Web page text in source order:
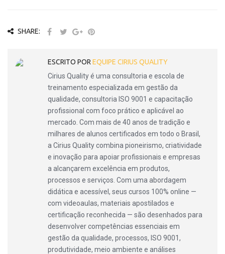
SHARE:
ESCRITO POR EQUIPE CIRIUS QUALITY
Cirius Quality é uma consultoria e escola de
treinamento especializada em gestão da
qualidade, consultoria ISO 9001 e capacitação
profissional com foco prático e aplicável ao
mercado. Com mais de 40 anos de tradição e
milhares de alunos certificados em todo o Brasil,
a Cirius Quality combina pioneirismo, criatividade
e inovação para apoiar profissionais e empresas
a alcançarem excelência em produtos,
processos e serviços. Com uma abordagem
didática e acessível, seus cursos 100% online —
com videoaulas, materiais apostilados e
certificação reconhecida — são desenhados para
desenvolver competências essenciais em
gestão da qualidade, processos, ISO 9001,
produtividade, meio ambiente e análises